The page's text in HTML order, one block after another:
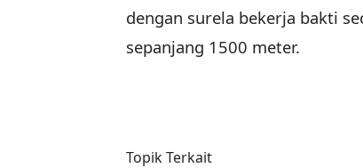
dengan surela bekerja bakti
sepanjang 1500 meter.
Topik Terkait